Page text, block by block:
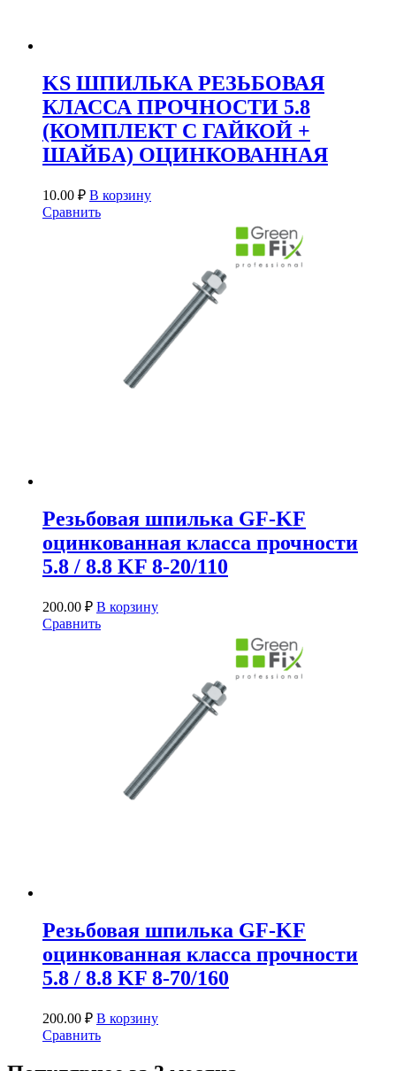
KS ШПИЛЬКА РЕЗЬБОВАЯ
КЛАССА ПРОЧНОСТИ 5.8
(КОМПЛЕКТ С ГАЙКОЙ +
ШАЙБА) ОЦИНКОВАННАЯ
10.00 ₽ В корзину
Сравнить
Резьбовая шпилька GF-KF
оцинкованная класса прочности
5.8 / 8.8 KF 8-20/110
200.00 ₽ В корзину
Сравнить
Резьбовая шпилька GF-KF
оцинкованная класса прочности
5.8 / 8.8 KF 8-70/160
200.00 ₽ В корзину
Сравнить